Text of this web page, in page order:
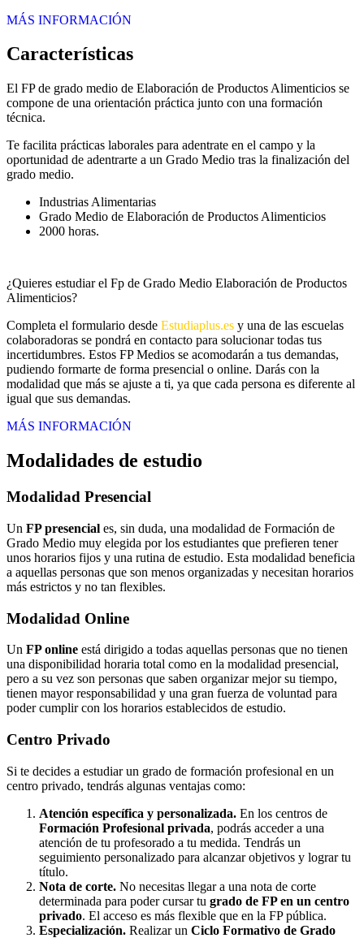
MÁS INFORMACIÓN
Características
El FP de grado medio de Elaboración de Productos Alimenticios se
compone de una orientación práctica junto con una formación
técnica.
Te facilita prácticas laborales para adentrate en el campo y la
oportunidad de adentrarte a un Grado Medio tras la finalización del
grado medio.
Industrias Alimentarias
Grado Medio de Elaboración de Productos Alimenticios
2000 horas.
¿Quieres estudiar el Fp de Grado Medio Elaboración de Productos
Alimenticios?
Completa el formulario desde Estudiaplus.es y una de las escuelas
colaboradoras se pondrá en contacto para solucionar todas tus
incertidumbres. Estos FP Medios se acomodarán a tus demandas,
pudiendo formarte de forma presencial o online. Darás con la
modalidad que más se ajuste a ti, ya que cada persona es diferente al
igual que sus demandas.
MÁS INFORMACIÓN
Modalidades de estudio
Modalidad Presencial
Un FP presencial es, sin duda, una modalidad de Formación de
Grado Medio muy elegida por los estudiantes que prefieren tener
unos horarios fijos y una rutina de estudio. Esta modalidad beneficia
a aquellas personas que son menos organizadas y necesitan horarios
más estrictos y no tan flexibles.
Modalidad Online
Un FP online está dirigido a todas aquellas personas que no tienen
una disponibilidad horaria total como en la modalidad presencial,
pero a su vez son personas que saben organizar mejor su tiempo,
tienen mayor responsabilidad y una gran fuerza de voluntad para
poder cumplir con los horarios establecidos de estudio.
Centro Privado
Si te decides a estudiar un grado de formación profesional en un
centro privado, tendrás algunas ventajas como:
Atención específica y personalizada. En los centros de
Formación Profesional privada, podrás acceder a una
atención de tu profesorado a tu medida. Tendrás un
seguimiento personalizado para alcanzar objetivos y lograr tu
título.
Nota de corte. No necesitas llegar a una nota de corte
determinada para poder cursar tu grado de FP en un centro
privado. El acceso es más flexible que en la FP pública.
Especialización. Realizar un Ciclo Formativo de Grado